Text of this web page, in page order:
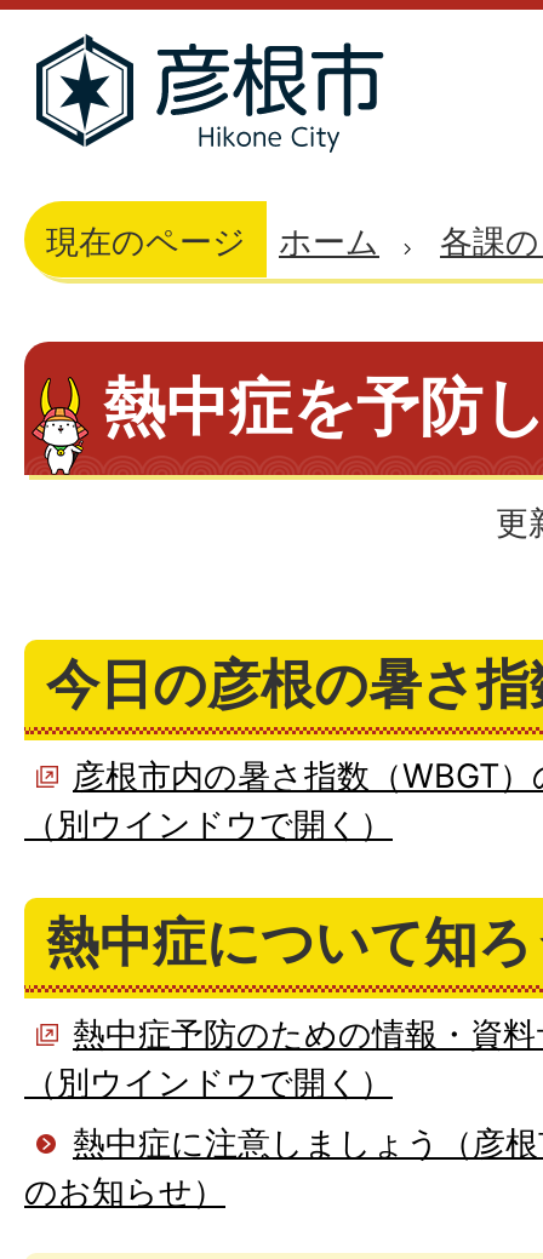
現在のページ ホーム 各課
熱中症を予防
更
今日の彦根の暑さ
彦根市内の暑さ指数（WBGT
（別ウインドウで開く）
熱中症について知
熱中症予防のための情報・資
（別ウインドウで開く）
熱中症に注意しましょう（彦
のお知らせ）